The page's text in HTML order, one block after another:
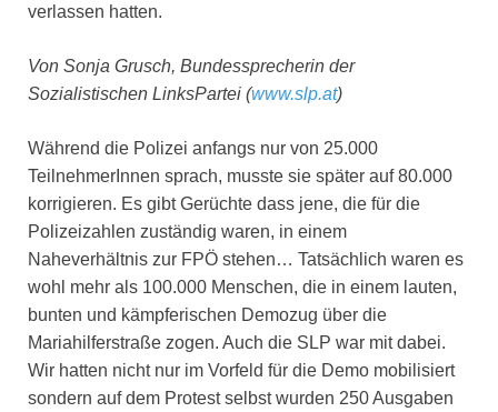
verlassen hatten.
Von Sonja Grusch, Bundessprecherin der
Sozialistischen LinksPartei (www.slp.at)
Während die Polizei anfangs nur von 25.000
TeilnehmerInnen sprach, musste sie später auf 80.000
korrigieren. Es gibt Gerüchte dass jene, die für die
Polizeizahlen zuständig waren, in einem
Naheverhältnis zur FPÖ stehen… Tatsächlich waren es
wohl mehr als 100.000 Menschen, die in einem lauten,
bunten und kämpferischen Demozug über die
Mariahilferstraße zogen. Auch die SLP war mit dabei.
Wir hatten nicht nur im Vorfeld für die Demo mobilisiert
sondern auf dem Protest selbst wurden 250 Ausgaben